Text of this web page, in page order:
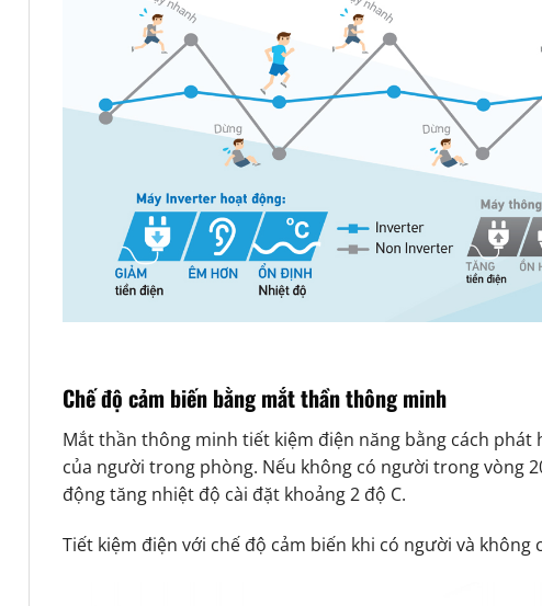
Chế độ cảm biến bằng mắt thần thông minh
Mắt thần thông minh tiết kiệm điện năng bằng cách phát
của người trong phòng. Nếu không có người trong vòng
động tăng nhiệt độ cài đặt khoảng 2 độ C.
Tiết kiệm điện với chế độ cảm biến khi có người và không